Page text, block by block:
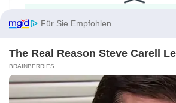
Aktien ATX DAX EuroStoxx 50 Dow Jones
S&P 500
Für Sie Empfohlen
The Real Reason Steve Carell
BRAINBERRIES